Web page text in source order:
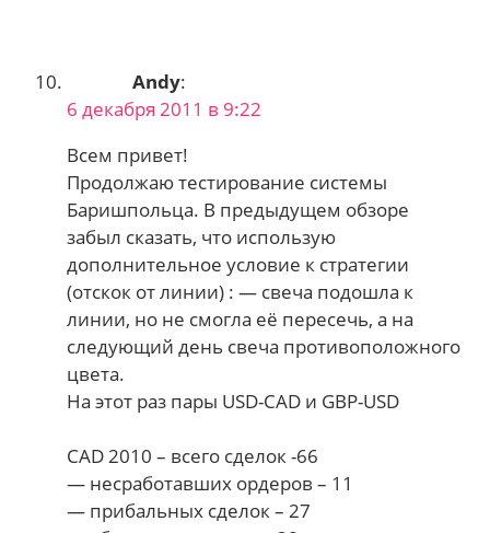
Andy:
6 декабря 2011 в 9:22
Всем привет!
Продолжаю тестирование системы
Баришпольца. В предыдущем обзоре
забыл сказать, что использую
дополнительное условие к стратегии
(отскок от линии) : — свеча подошла к
линии, но не смогла её пересечь, а на
следующий день свеча противоположного
цвета.
На этот раз пары USD-CAD и GBP-USD
CAD 2010 – всего сделок -66
— несработавших ордеров – 11
— прибальных сделок – 27